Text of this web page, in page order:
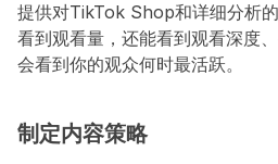
提供对TikTok Shop和详细分析
看到观看量，还能看到观看深度
会看到你的观众何时最活跃。
制定内容策略